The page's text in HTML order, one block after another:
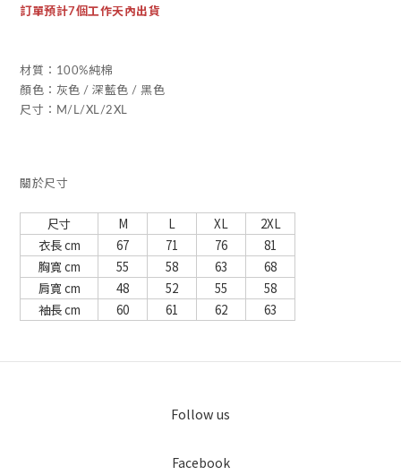
訂單預計7個工作天內出貨
材質：100%純棉
顏色：灰色 / 深藍色 / 黑色
尺寸：M/L/XL/2XL
關於尺寸
尺寸 M L XL
2XL
衣長 cm
67 71 76
81
胸寬 cm
55 58 63
68
肩寬 cm
48 52 55
58
袖長 cm
60 61 62 63
Follow us
Facebook